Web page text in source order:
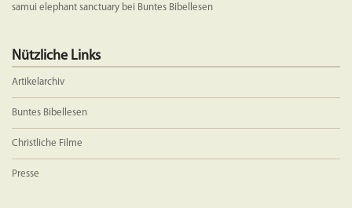
samui elephant sanctuary bei Buntes Bibellesen
Nützliche Links
Artikelarchiv
Buntes Bibellesen
Christliche Filme
Presse